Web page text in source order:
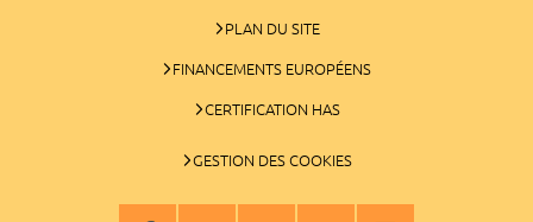
PLAN DU SITE
FINANCEMENTS EUROPÉENS
CERTIFICATION HAS
GESTION DES COOKIES